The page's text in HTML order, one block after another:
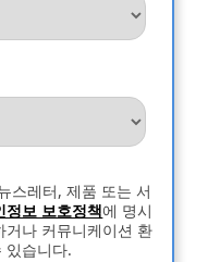
스레터, 제품 또는 서
정보 보호정책에 명시
거나 커뮤니케이션 환
있습니다.